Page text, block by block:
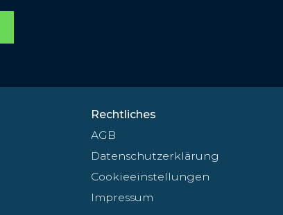
Rechtliches
AGB
Datenschutzerklärung
Cookieeinstellungen
Impressum